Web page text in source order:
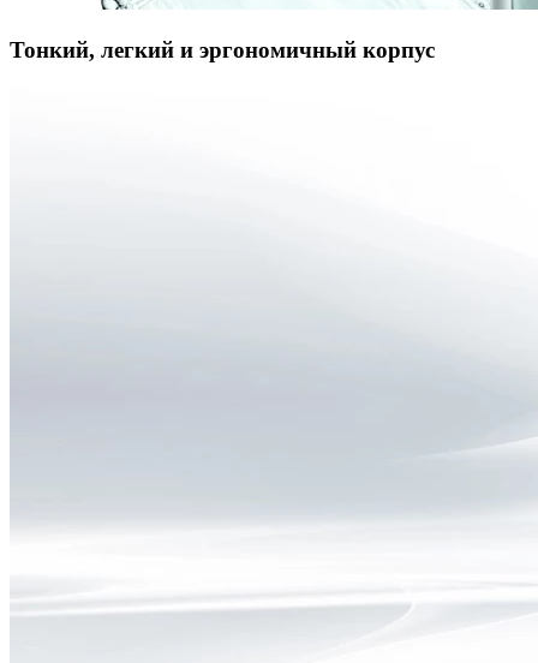
Тонкий, легкий и эргономичный корпус